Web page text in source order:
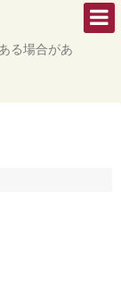
る場合があ